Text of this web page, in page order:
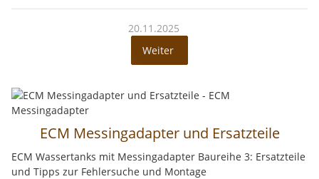
20.11.2025
Weiter
ECM Messingadapter und Ersatzteile
ECM Wassertanks mit Messingadapter Baureihe 3: Ersatzteile
und Tipps zur Fehlersuche und Montage